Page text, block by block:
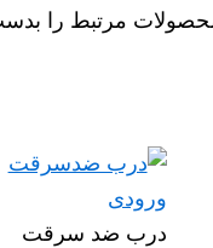
مرتبط را
درب ضد سرقت